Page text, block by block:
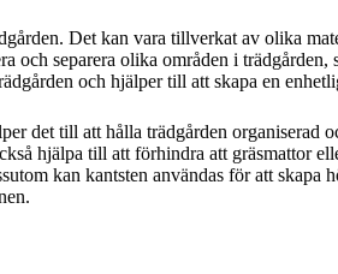
Det kan vara tillverkat av olika
och separera olika områden i trädgården,
och hjälper till att skapa en
det till att hålla trädgården organiserad
hjälpa till att förhindra att gräsmattor
kan kantsten användas för att skapa